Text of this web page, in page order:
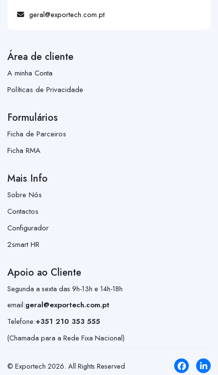
geral@exportech.com.pt
Área de cliente
A minha Conta
Políticas de Privacidade
Formulários
Ficha de Parceiros
Ficha RMA
Mais Info
Sobre Nós
Contactos
Configurador
2smart HR
Apoio ao Cliente
Segunda a sexta das 9h-13h e 14h-18h
email:geral@exportech.com.pt
Telefone:+351 210 353 555
(Chamada para a Rede Fixa Nacional)
© Exportech 2026. All Rights Reserved